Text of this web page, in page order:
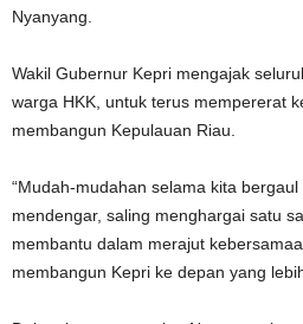
Nyanyang.
Wakil Gubernur Kepri mengajak
warga HKK, untuk terus mempererat
membangun Kepulauan Riau.
“Mudah-mudahan selama kita
mendengar, saling menghargai satu
membantu dalam merajut
membangun Kepri ke depan yang